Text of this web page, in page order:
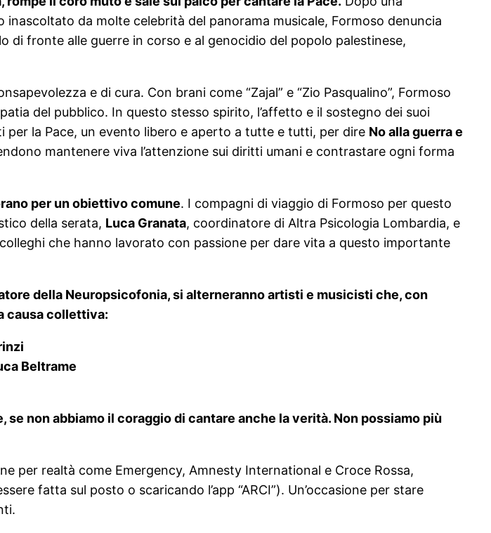
da molte celebrità del panorama musicale, Formoso denuncia
fronte alle guerre in corso e al genocidio del popolo palestinese,
e di cura. Con brani come “Zajal” e “Zio Pasqualino”, Formoso
del pubblico. In questo stesso spirito, l’affetto e il sostegno dei suoi
la Pace, un evento libero e aperto a tutte e tutti, per dire No alla guerra e
mantenere viva l’attenzione sui diritti umani e contrastare ogni forma
per un obiettivo comune. I compagni di viaggio di Formoso per questo
della serata, Luca Granata, coordinatore di Altra Psicologia Lombardia, e
che hanno lavorato con passione per dare vita a questo importante
della Neuropsicofonia, si alterneranno artisti e musicisti che, con
causa collettiva:
Beltrame
se non abbiamo il coraggio di cantare anche la verità. Non possiamo più
per realtà come Emergency, Amnesty International e Croce Rossa,
fatta sul posto o scaricando l’app “ARCI”). Un’occasione per stare